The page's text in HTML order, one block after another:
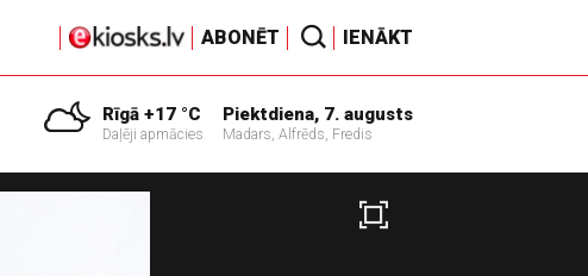
ABONĒT IENĀKT
Rīgā +17 °C
Daļēji apmācies
Piektdiena, 7. augusts
Madars, Alfrēds, Fredis